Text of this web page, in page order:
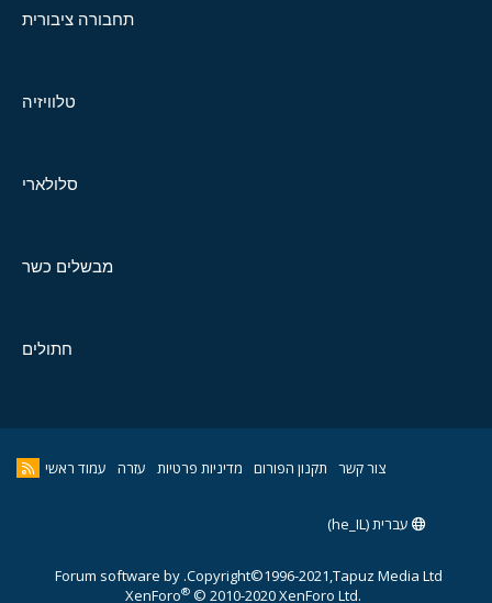
תחבורה ציבורית
טלוויזיה
סלולארי
מבשלים כשר
חתולים
צור קשר תקנון הפורום מדיניות פרטיות עזרה עמוד ראשי
עברית (he_IL)
Copyright©1996-2021,Tapuz Media Ltd.
Forum software by
XenForo® © 2010-2020 XenForo Ltd.